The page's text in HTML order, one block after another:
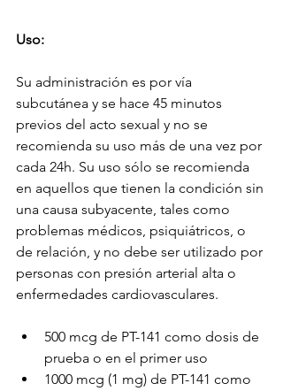
Uso:
Su administración es por vía
subcutánea y se hace 45 minutos
previos del acto sexual y no se
recomienda su uso más de una vez por
cada 24h. Su uso sólo se recomienda
en aquellos que tienen la condición sin
una causa subyacente, tales como
problemas médicos, psiquiátricos, o
de relación, y no debe ser utilizado por
personas con presión arterial alta o
enfermedades cardiovasculares.
500 mcg de PT-141 como dosis de
prueba o en el primer uso
1000 mcg (1 mg) de PT-141 como